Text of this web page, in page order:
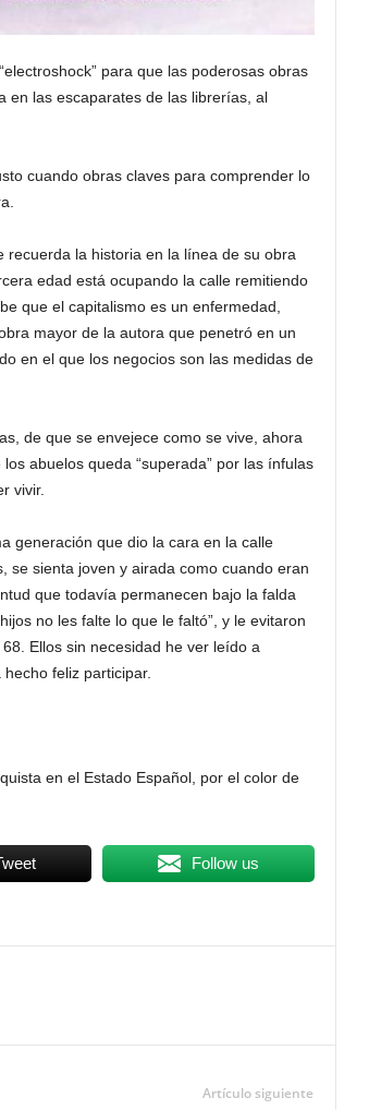
para que las poderosas obras
en las escaparates de las librerías, al
cuando obras claves para comprender lo
recuerda la historia en la línea de su obra
edad está ocupando la calle remitiendo
que el capitalismo es un enfermedad,
mayor de la autora que penetró en un
en el que los negocios son las medidas de
de que se envejece como se vive, ahora
abuelos queda “superada” por las ínfulas
vivir.
generación que dio la cara en la calle
se sienta joven y airada como cuando eran
que todavía permanecen bajo la falda
no les falte lo que le faltó”, y le evitaron
Ellos sin necesidad he ver leído a
feliz participar.
en el Estado Español, por el color de
Follow us
Artículo siguiente